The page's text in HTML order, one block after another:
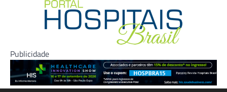
Publicidade